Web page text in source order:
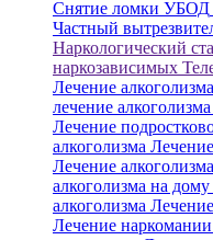
Снятие ломки УБОД
Частный
Наркологический
наркозависимых
Лечение
лечение алкоголизма
Лечение
алкоголизма
Лечение
алкоголизма на дому
алкоголизма
Лечение